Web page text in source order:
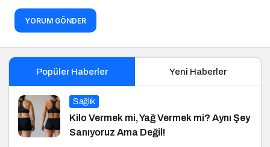
YORUM GÖNDER
Popüler Haberler Yeni Haberler
Sağlık
Kilo Vermek mi, Yağ Vermek mi? Aynı Şey
Sanıyoruz Ama Değil!